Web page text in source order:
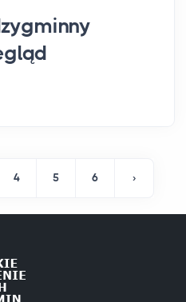
4 5 6 ›